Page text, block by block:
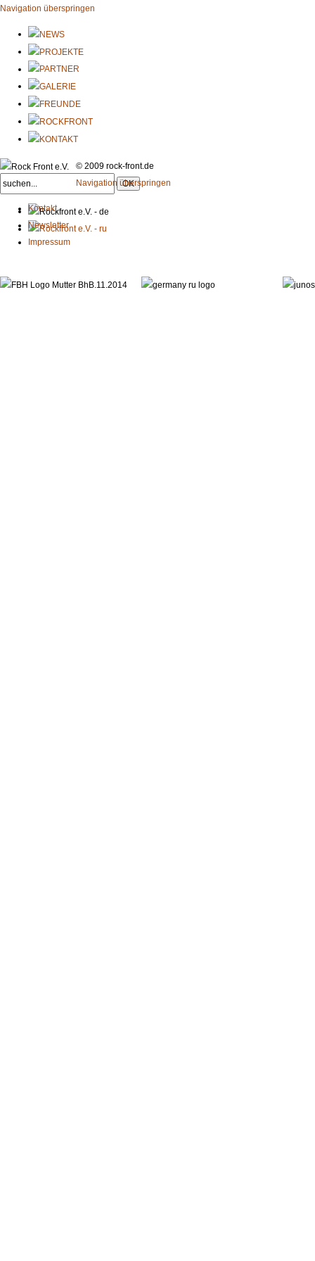
Navigation überspringen
© 2009 rock-front.de
Navigation überspringen
Kontakt
Newsletter
Impressum